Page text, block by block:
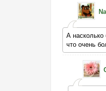
А насколько
что очень